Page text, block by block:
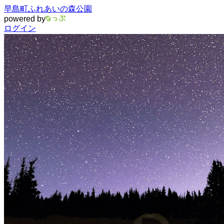
早島町ふれあいの森公園
powered by
ログイン